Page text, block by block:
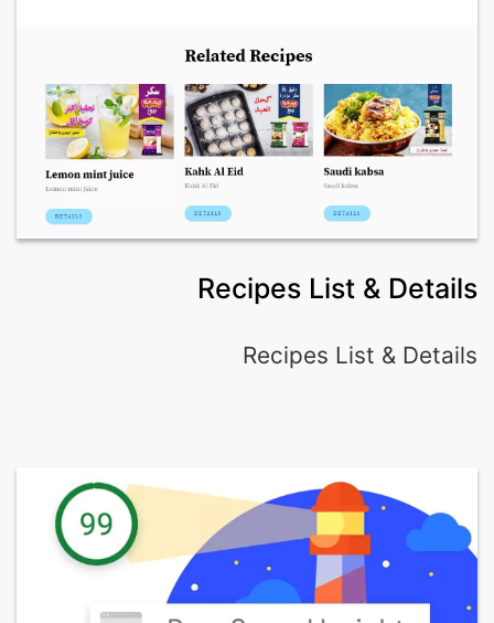
Recipes List & Details
Recipes List & Details